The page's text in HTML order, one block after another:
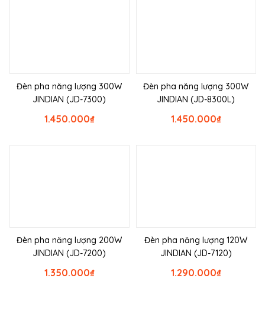
Đèn pha năng lượng 300W
JINDIAN (JD-7300)
₫
1.450.000
Đèn pha năng lượng 300W
JINDIAN (JD-8300L)
₫
1.450.000
Đèn pha năng lượng 200W
JINDIAN (JD-7200)
₫
1.350.000
Đèn pha năng lượng 120W
JINDIAN (JD-7120)
₫
1.290.000